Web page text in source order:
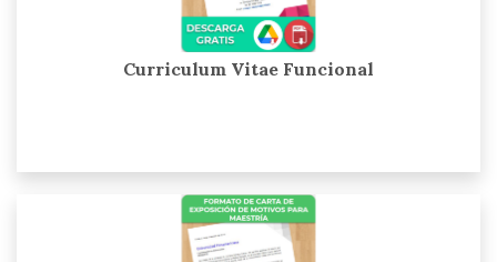
Curriculum Vitae Funcional